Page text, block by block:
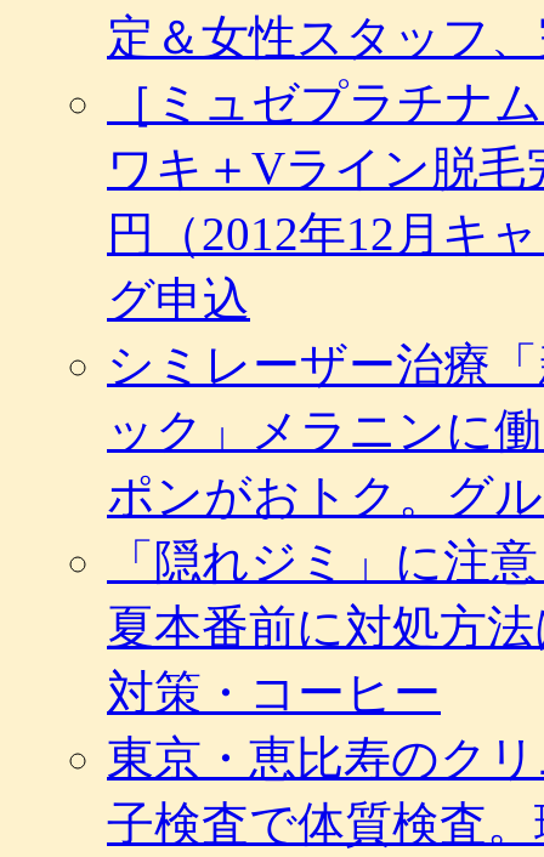
定＆女性スタッフ
［ミュゼプラチナ
ワキ＋Vライン脱毛
円（2012年12月キ
グ申込
シミレーザー治療
ック」メラニンに
ポンがおトク。グ
「隠れジミ」に注
夏本番前に対処方
対策・コーヒー
東京・恵比寿のク
子検査で体質検査